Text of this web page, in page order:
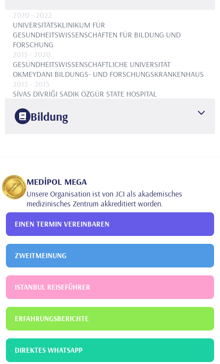
2020 - 2022
UNIVERSITÄTSKLINIKUM FÜR
GESUNDHEITSWISSENSCHAFTEN FÜR BILDUNG UND
FORSCHUNG
2015 - 2020
GESUNDHEITSWISSENSCHAFTLICHE UNIVERSITÄT
OKMEYDANI BILDUNGS- UND FORSCHUNGSKRANKENHAUS
2013 - 2015
SİVAS DİVRİĞI SADIK ÖZGÜR STATE HOSPITAL
Bildung
2013
TRAKYA UNIVERSITÄT MEDIZINISCHE FAKULTÄT
MEDİPOL MEGA
Unsere Organisation ist von JCI als akademisches
medizinisches Zentrum akkreditiert worden.
EINEN TERMIN VEREINBAREN
ZWEITMEINUNG
ISTANBUL REISEFÜHRER
ERFAHRUNGSBERICHTE
DIREKTES WHATSAPP